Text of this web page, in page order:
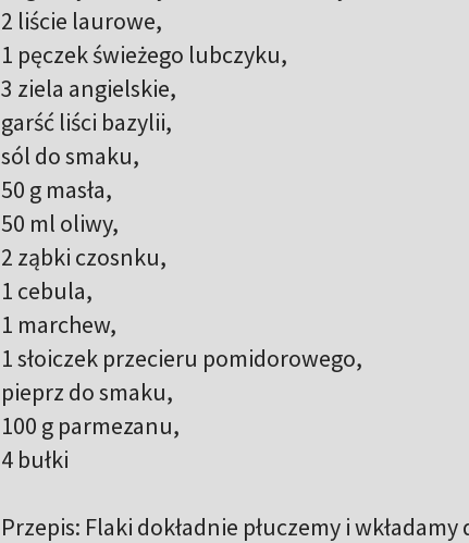
2 liście laurowe,
1 pęczek świeżego lubczyku,
3 ziela angielskie,
garść liści bazylii,
sól do smaku,
50 g masła,
50 ml oliwy,
2 ząbki czosnku,
1 cebula,
1 marchew,
1 słoiczek przecieru pomidorowego,
pieprz do smaku,
100 g parmezanu,
4 bułki
Przepis: Flaki dokładnie płuczemy i